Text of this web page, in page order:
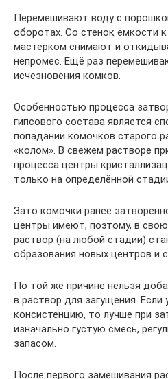
Перемешивают воду с
оборотах. Со стенок ёмкости
мастерком снимают и
непромес. Ещё раз
исчезновения комков.
Особенностью процесса
гипсового состава является
попадании комочков старого
«колом». В свежем растворе
процесса центры
только на определённой
Зато комочки ранее
центры имеют, поэтому, в
раствор (на любой стадии)
образования новых центров и
По той же причине нельзя
в раствор для загущения. Если
консистенцию, то лучше при
изначально густую смесь,
запасом.
После первого замешивания